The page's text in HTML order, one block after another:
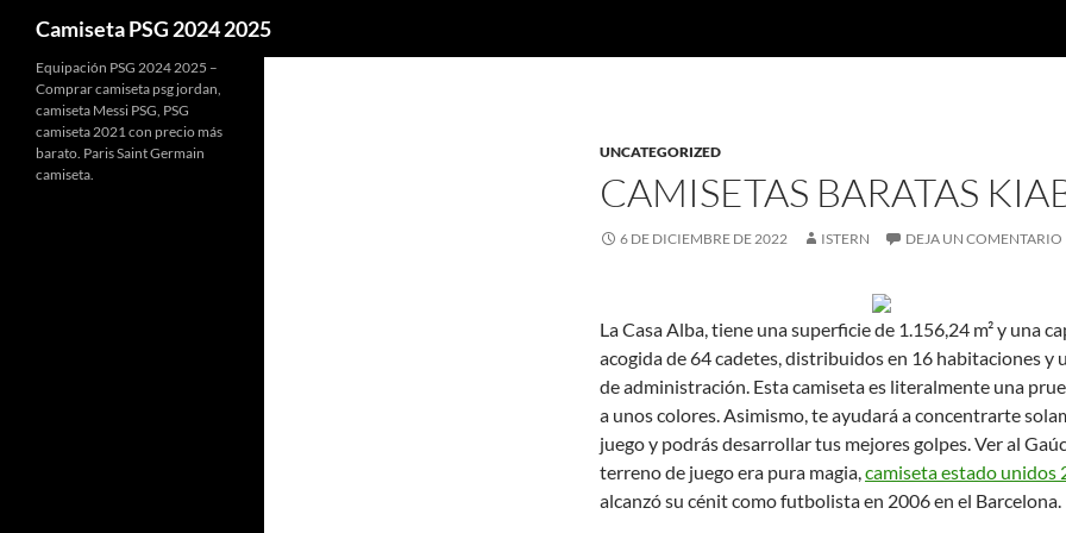
Camiseta PSG 2024 2025
UNCATEGORIZED
CAMISETAS BARATAS
6 DE DICIEMBRE DE 2022 ISTERN DEJA UN COMENTARIO
La Casa Alba, tiene una superficie de 1.156,24 m² y una
acogida de 64 cadetes, distribuidos en 16 habitaciones y
de administración. Esta camiseta es literalmente una
a unos colores. Asimismo, te ayudará a concentrarte
juego y podrás desarrollar tus mejores golpes. Ver al
terreno de juego era pura magia,camiseta estado unidos
alcanzó su cénit como futbolista en 2006 en el Barcelona.
Equipación PSG 2024 2025 –
Comprar camiseta psg jordan,
camiseta Messi PSG, PSG
camiseta 2021 con precio más
barato. Paris Saint Germain
camiseta.